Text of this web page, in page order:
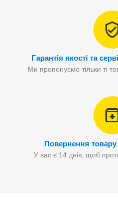
Гарантія якості та
Ми пропонуємо тільки ті
Повернення товару
У вас є 14 днів, щоб